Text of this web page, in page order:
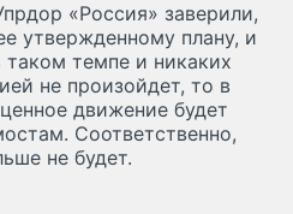
«Россия» заверили,
утвержденному плану, и
темпе и никаких
не произойдет, то в
движение будет
Соответственно,
не будет.